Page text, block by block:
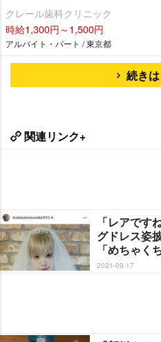
クレール歯科クリニック
時給1,300円～1,500円
アルバイト・パート / 東京都
続き
関連リンク+
「レアです
グドレス姿
「めちゃく
2021-09-17